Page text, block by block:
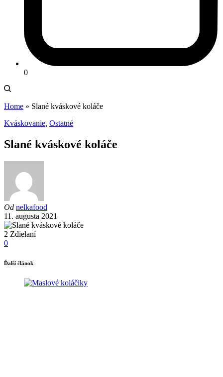
0
Home » Slané kváskové koláče
Kváskovanie Ostatné
Slané kváskové koláče
Od nelkafood
11. augusta 2021
2 Zdielaní
0
Ďalší článok